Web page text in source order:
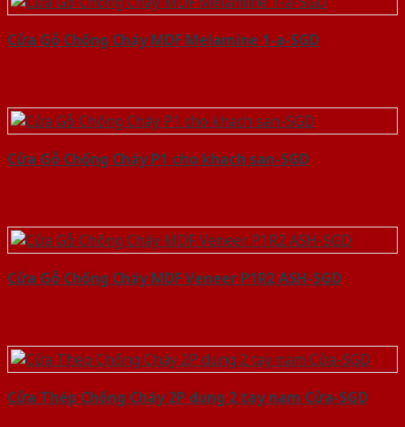
Cửa Gỗ Chống Cháy MDF Melamine 1-a-SGD
Cửa Gỗ Chống Cháy P1 cho khach san-SGD
Cửa Gỗ Chống Cháy MDF Veneer P1R2 ASH-SGD
Cửa Thép Chống Cháy 2P dung 2 tay nam Cửa-SGD